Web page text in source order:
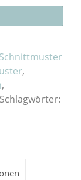
,
,
Schlagwörter: